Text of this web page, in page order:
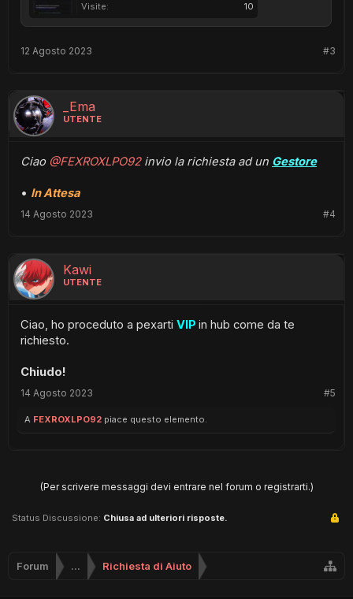
Visite:
10
#3
12 Agosto 2023
_Ema
UTENTE
Ciao @FEXROXLPO92invio la richiesta ad un Gestore
• In Attesa
#4
14 Agosto 2023
Kawi
UTENTE
Ciao, ho proceduto a pexarti VIP in hub come da te
richiesto.
Chiudo!
#5
14 Agosto 2023
A FEXROXLPO92 piace questo elemento.
(Per scrivere messaggi devi entrare nel forum o registrarti.)
Status Discussione: Chiusa ad ulteriori risposte.
Forum ... Richiesta di Aiuto